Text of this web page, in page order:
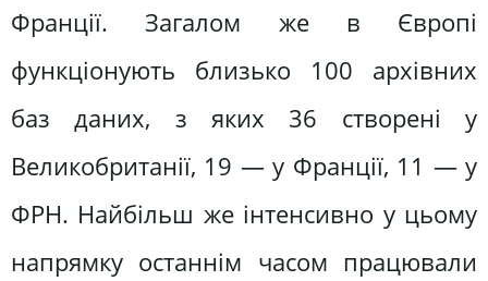
Франції. Загалом же в Європі
функціонують близько 100 архівних
баз даних, з яких 36 створені у
Великобританії, 19 — у Франції, 11 — у
ФРН. Найбільш же інтенсивно у цьому
напрямку останнім часом працювали